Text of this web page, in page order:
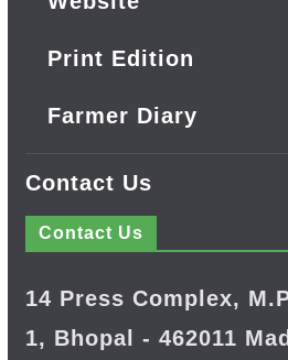
Print Edition
Farmer Diary
Contact Us
Contact Us
14 Press Complex,
1, Bhopal - 462011